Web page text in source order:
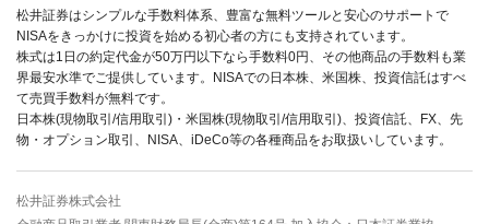
松井証券はシンプルな手数料体系、豊富な無料ツールと安心のサポートで
NISAをきっかけに投資を始める初心者の方にも支持されています。
株式は1日の約定代金が50万円以下なら手数料0円、その他商品の手数料も業
界最安水準でご提供しています。NISAでの日本株、米国株、投資信託はすべ
て売買手数料が無料です。
日本株(現物取引/信用取引)・米国株(現物取引/信用取引)、投資信託、FX、先
物・オプション取引、NISA、iDeCo等の各種商品をお取扱いしています。
松井証券株式会社